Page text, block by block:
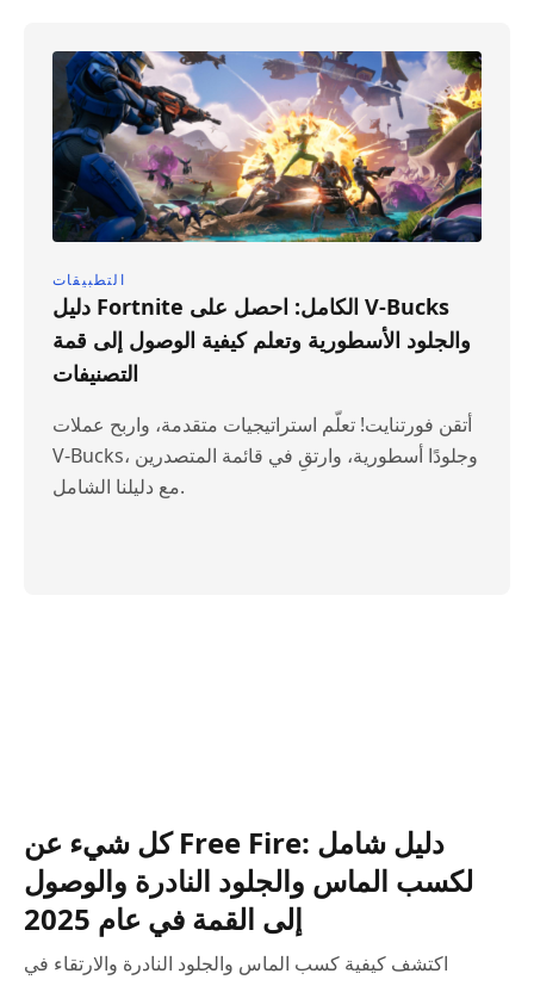
التطبيقات
دليل Fortnite الكامل: احصل على V-Bucks
والجلود الأسطورية وتعلم كيفية الوصول إلى قمة
التصنيفات
أتقن فورتنايت! تعلّم استراتيجيات متقدمة، واربح عملات
V-Bucks، وجلودًا أسطورية، وارتقِ في قائمة المتصدرين
مع دليلنا الشامل.
كل شيء عن Free Fire: دليل شامل
لكسب الماس والجلود النادرة والوصول
إلى القمة في عام 2025
اكتشف كيفية كسب الماس والجلود النادرة والارتقاء في